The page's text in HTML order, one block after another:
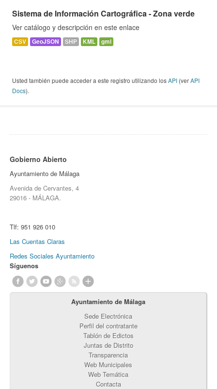
Sistema de Información Cartográfica - Zona verde
Ver catálogo y descripción en este enlace
CSV GeoJSON SHP KML gml
Usted también puede acceder a este registro utilizando losAPI (verAPI
Docs).
Gobierno Abierto
Ayuntamiento de Málaga
Avenida de Cervantes, 4
29016 - MÁLAGA.
Tlf: 951 926 010
Las Cuentas Claras
Redes Sociales Ayuntamiento
Síguenos
Ayuntamiento de Málaga
Sede Electrónica
Perfil del contratante
Tablón de Edictos
Juntas de Distrito
Transparencia
Web Municipales
Web Temática
Contacta